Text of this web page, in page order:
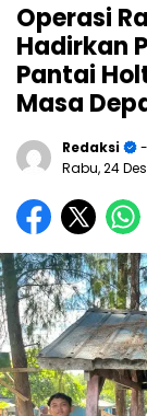
Operasi
Hadirkan
Pantai
Masa
Redaksi
Rabu, 24